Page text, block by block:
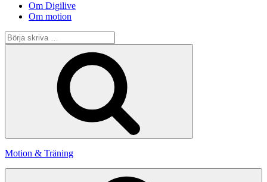
Om Digilive
Om motion
Sök
efter:
Motion & Träning